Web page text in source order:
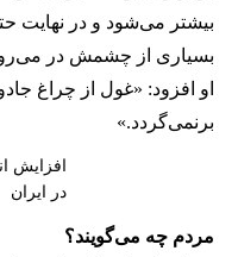
بیشتر می‌شود و در نهایت
بسیاری از چشمش در
او افزود: «غول از چراغ
برنمی‎‌گردد.»
افزایش
در ایران
مردم چه می‌گویند؟